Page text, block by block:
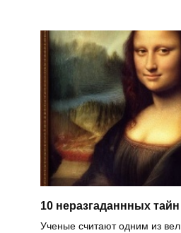
10 неразгаданнных
Ученые считают одним из